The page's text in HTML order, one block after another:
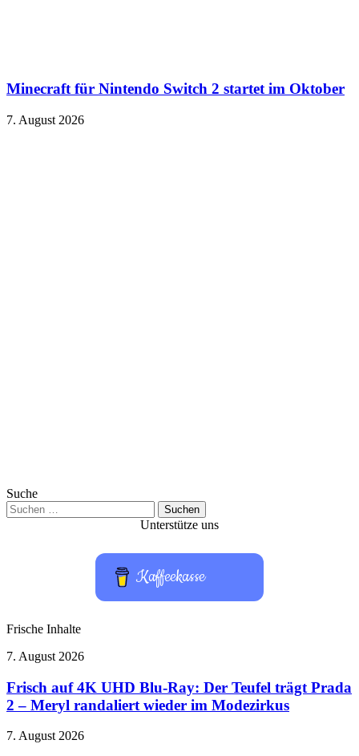
Minecraft für Nintendo Switch 2 startet im Oktober
7. August 2026
Suche
Suchen
nach:
Unterstütze uns
Kaffeekasse
Frische Inhalte
Frisch
4K
UHD
Blu-
Der
7. August 2026
Frisch auf 4K UHD Blu-Ray: Der Teufel trägt Prada
2 – Meryl randaliert wieder im Modezirkus
Squid
7. August 2026